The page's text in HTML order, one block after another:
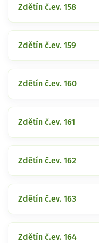
Zdětín č.ev. 158
Zdětín č.ev. 159
Zdětín č.ev. 160
Zdětín č.ev. 161
Zdětín č.ev. 162
Zdětín č.ev. 163
Zdětín č.ev. 164